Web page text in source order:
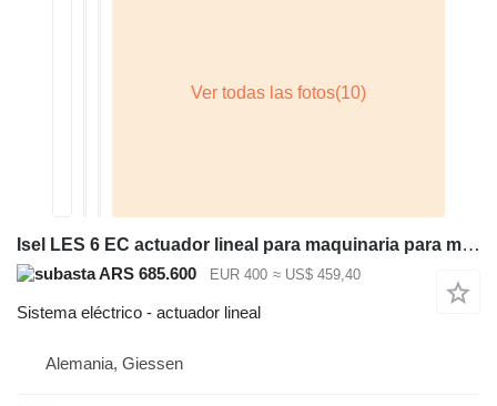
Isel LES 6 EC actuador lineal para maquinaria para metal
ARS 685.600 EUR 400 ≈ US$ 459,40
Sistema eléctrico - actuador lineal
Alemania, Giessen